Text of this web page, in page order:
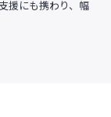
援にも携わり、幅